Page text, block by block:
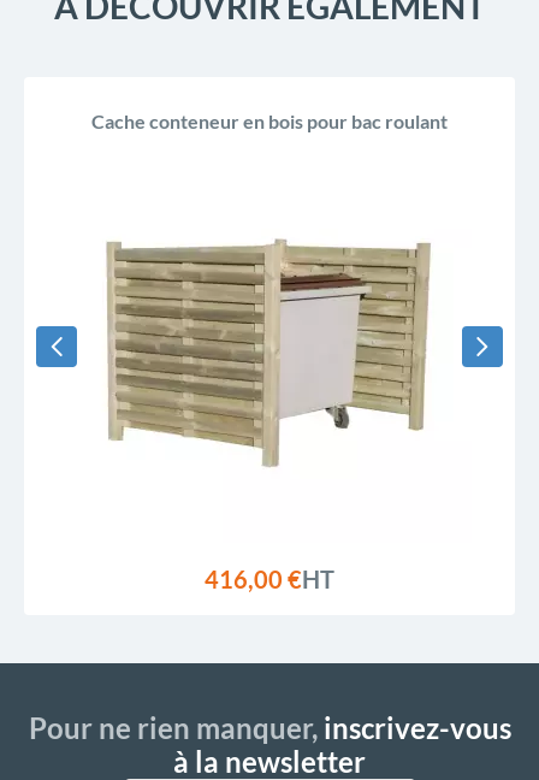
Cache conteneur en bois pour bac roulant
416,00 €HT
Pour ne rien manquer,inscrivez-vous
à la newsletter